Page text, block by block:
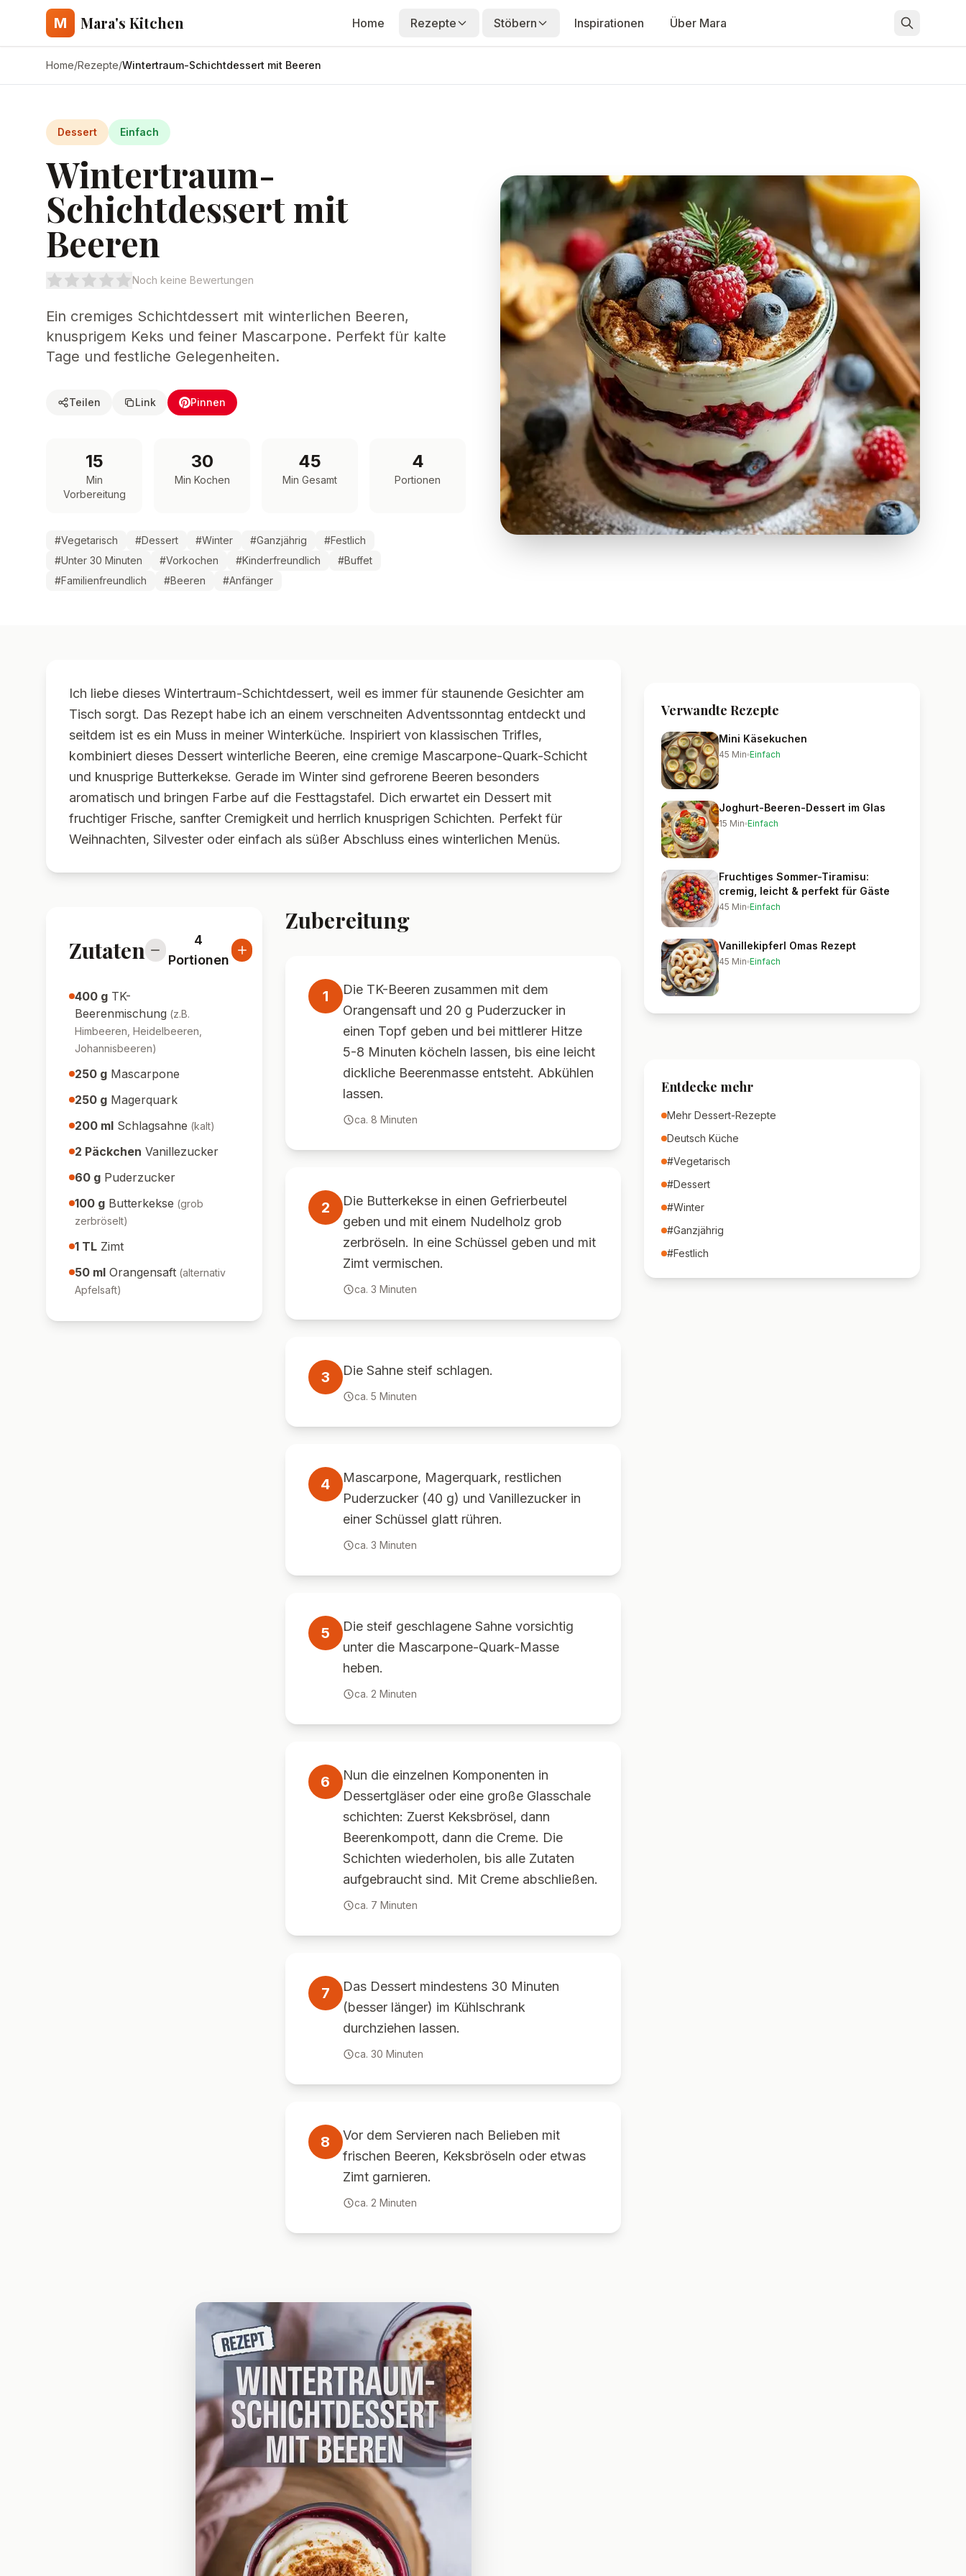
M Mara's Kitchen Home Rezepte Stöbern Inspirationen Über Mara
Home/Rezepte/Wintertraum-Schichtdessert mit Beeren
Dessert Einfach
Wintertraum-
Schichtdessert mit
Beeren
Noch keine Bewertungen
Ein cremiges Schichtdessert mit winterlichen Beeren,
knusprigem Keks und feiner Mascarpone. Perfekt für kalte
Tage und festliche Gelegenheiten.
Teilen Link Pinnen
15
Min
Vorbereitung
30
Min Kochen
45
Min Gesamt
4
Portionen
#Vegetarisch #Dessert #Winter #Ganzjährig #Festlich
#Unter 30 Minuten #Vorkochen #Kinderfreundlich #Buffet
#Familienfreundlich #Beeren #Anfänger
Ich liebe dieses Wintertraum-Schichtdessert, weil es immer für staunende Gesichter am
Tisch sorgt. Das Rezept habe ich an einem verschneiten Adventssonntag entdeckt und
seitdem ist es ein Muss in meiner Winterküche. Inspiriert von klassischen Trifles,
kombiniert dieses Dessert winterliche Beeren, eine cremige Mascarpone-Quark-Schicht
und knusprige Butterkekse. Gerade im Winter sind gefrorene Beeren besonders
aromatisch und bringen Farbe auf die Festtagstafel. Dich erwartet ein Dessert mit
fruchtiger Frische, sanfter Cremigkeit und herrlich knusprigen Schichten. Perfekt für
Weihnachten, Silvester oder einfach als süßer Abschluss eines winterlichen Menüs.
Zutaten
4
Portionen
400 g TK-
Beerenmischung (z.B.
Himbeeren, Heidelbeeren,
Johannisbeeren)
250 g Mascarpone
250 g Magerquark
200 ml Schlagsahne (kalt)
2 Päckchen Vanillezucker
60 g Puderzucker
100 g Butterkekse (grob
zerbröselt)
1 TL Zimt
50 ml Orangensaft (alternativ
Apfelsaft)
Zubereitung
1
Die TK-Beeren zusammen mit dem
Orangensaft und 20 g Puderzucker in
einen Topf geben und bei mittlerer Hitze
5-8 Minuten köcheln lassen, bis eine leicht
dickliche Beerenmasse entsteht. Abkühlen
lassen.
ca. 8 Minuten
2
Die Butterkekse in einen Gefrierbeutel
geben und mit einem Nudelholz grob
zerbröseln. In eine Schüssel geben und mit
Zimt vermischen.
ca. 3 Minuten
3 Die Sahne steif schlagen.
ca. 5 Minuten
4
Mascarpone, Magerquark, restlichen
Puderzucker (40 g) und Vanillezucker in
einer Schüssel glatt rühren.
ca. 3 Minuten
5
Die steif geschlagene Sahne vorsichtig
unter die Mascarpone-Quark-Masse
heben.
ca. 2 Minuten
6
Nun die einzelnen Komponenten in
Dessertgläser oder eine große Glasschale
schichten: Zuerst Keksbrösel, dann
Beerenkompott, dann die Creme. Die
Schichten wiederholen, bis alle Zutaten
aufgebraucht sind. Mit Creme abschließen.
ca. 7 Minuten
7
Das Dessert mindestens 30 Minuten
(besser länger) im Kühlschrank
durchziehen lassen.
ca. 30 Minuten
8
Vor dem Servieren nach Belieben mit
frischen Beeren, Keksbröseln oder etwas
Zimt garnieren.
ca. 2 Minuten
Verwandte Rezepte
Mini Käsekuchen
45 Min Einfach
Joghurt-Beeren-Dessert im Glas
15 Min Einfach
Fruchtiges Sommer-Tiramisu:
cremig, leicht & perfekt für Gäste
45 Min Einfach
Vanillekipferl Omas Rezept
45 Min Einfach
Entdecke mehr
Mehr Dessert-Rezepte
Deutsch Küche
#Vegetarisch
#Dessert
#Winter
#Ganzjährig
#Festlich